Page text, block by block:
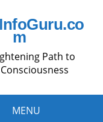
m
Path to
MENU